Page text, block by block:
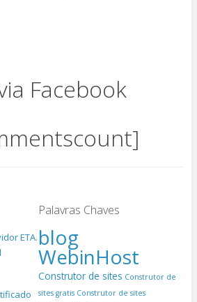
Facebook
ETA.
Palavras Chaves
blog
WebinHost
Construtor de sites Construtor de
sites gratis Construtor de sites